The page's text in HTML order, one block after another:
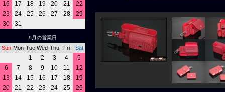
16
17 18 19 20 21
22
23
24 25 26 27 28
29
30
31
9月の営業日
Sun Mon Tue Wed Thu Fri Sat
1 2 3 4
5
6
7 8 9 10 11
12
13
14 15 16 17 18
19
20
21 22 23 24 25
26